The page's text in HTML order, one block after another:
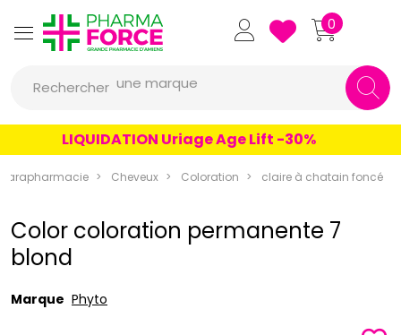
Pharmaforce Grande Pharmacie
0
Rechercher
un produit
une marque
LIQUIDATION Uriage Age Lift -30%
Parapharmacie Cheveux Coloration claire à chatain foncé
Color coloration permanente 7
blond
Marque Phyto